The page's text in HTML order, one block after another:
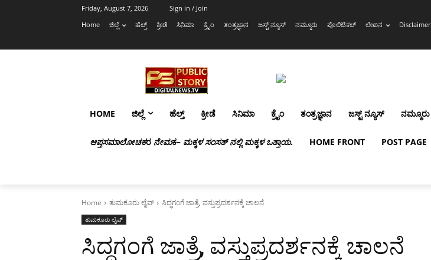
Friday, August 7, 2026
Sign in / Join
Home
ಜಿಲ್ಲೆ ಹೆಲ್ತ್ ಕ್ರೀಡೆ ಸಿನಿಮಾ ಕ್ರೈಂ ತಂತ್ರಜ್ಞಾನ ಜಸ್ಟ್ ನ್ಯೂಸ್ ನಮ್ಮೂರು ಪೊಲಿಟಿಕಲ್ ಲೇಖನ Disclaimer
HOME ಜಿಲ್ಲೆ ಹೆಲ್ತ್ ಕ್ರೀಡೆ ಸಿನಿಮಾ ಕ್ರೈಂ ತಂತ್ರಜ್ಞಾನ ಜಸ್ಟ್ ನ್ಯೂಸ್ ನಮ್ಮೂರು
ಆಪ್ತಸಮಾಲೋಚಕರ ನೇಮಕ– ಮಕ್ಕಳ ಸಂಸತ್ ನಲ್ಲಿ ಮಕ್ಕಳ ಒತ್ತಾಯ. HOME FRONT POST PAGE
Home ತುಮಕೂರು ಲೈವ್ ಸಿದ್ಧಗಂಗೆ ಜಾತ್ರೆ, ವಸ್ತುಪ್ರದರ್ಶನಕ್ಕೆ ಚಾಲನೆ
ತುಮಕೂರು ಲೈವ್
ಸಿದ್ಧಗಂಗೆ ಜಾತ್ರೆ, ವಸ್ತುಪ್ರದರ್ಶನಕ್ಕೆ ಚಾಲನೆ